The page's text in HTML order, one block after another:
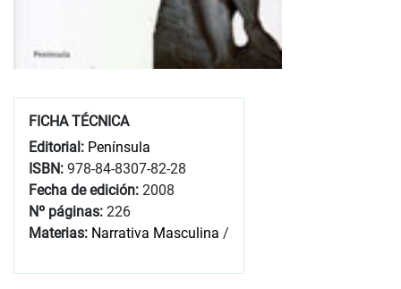
FICHA TÉCNICA
Editorial: Península
ISBN: 978-84-8307-82-28
Fecha de edición: 2008
Nº páginas: 226
Materias: Narrativa Masculina /